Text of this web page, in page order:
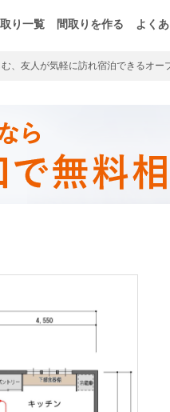
り一覧 間取りを作る よく
、友人が気軽に訪れ宿泊できるオー